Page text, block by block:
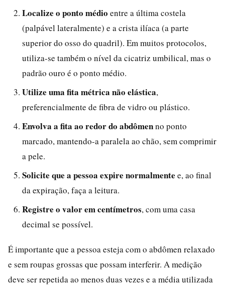
Localize o ponto médio entre a última costela
(palpável lateralmente) e a crista ilíaca (a parte
superior do osso do quadril). Em muitos protocolos,
utiliza-se também o nível da cicatriz umbilical, mas o
padrão ouro é o ponto médio.
Utilize uma fita métrica não elástica,
preferencialmente de fibra de vidro ou plástico.
Envolva a fita ao redor do abdômenno ponto
marcado, mantendo-a paralela ao chão, sem comprimir
a pele.
Solicite que a pessoa expire normalmente e, ao final
da expiração, faça a leitura.
Registre o valor em centímetros, com uma casa
decimal se possível.
É importante que a pessoa esteja com o abdômen relaxado
e sem roupas grossas que possam interferir. A medição
deve ser repetida ao menos duas vezes e a média utilizada